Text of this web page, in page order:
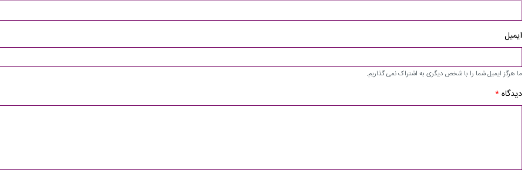
ایمیل
ما هرگز ایمیل شما را با شخص دیگری به اشتراک نمی گذاریم.
دیدگاه*